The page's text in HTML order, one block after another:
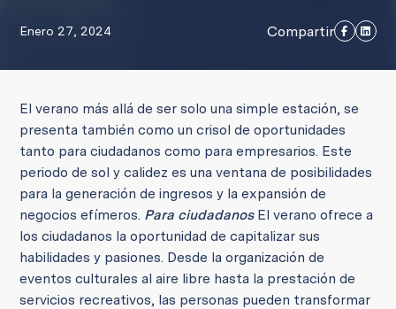
Enero 27, 2024 Compartir
El verano más allá de ser solo una simple estación, se
presenta también como un crisol de oportunidades
tanto para ciudadanos como para empresarios. Este
periodo de sol y calidez es una ventana de posibilidades
para la generación de ingresos y la expansión de
negocios efímeros. Para ciudadanosEl verano ofrece a
los ciudadanos la oportunidad de capitalizar sus
habilidades y pasiones. Desde la organización de
eventos culturales al aire libre hasta la prestación de
servicios recreativos, las personas pueden transformar